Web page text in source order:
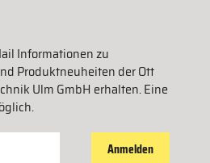
Informationen zu
Produktneuheiten der Ott
Ulm GmbH erhalten. Eine
Anmelden